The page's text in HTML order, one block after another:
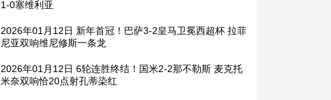
1-0塞维利亚
2026年01月12日 新年首冠！巴萨3-2皇马卫冕西超杯 拉菲
尼亚双响维尼修斯一条龙
2026年01月12日 6轮连胜终结！国米2-2那不勒斯 麦克托
米奈双响恰20点射孔蒂染红